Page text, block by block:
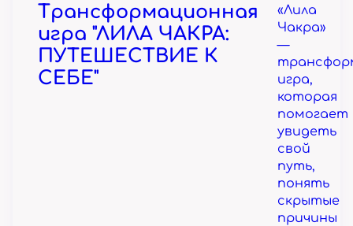
Трансформационная
игра "ЛИЛА ЧАКРА:
ПУТЕШЕСТВИЕ К
СЕБЕ"
«Лила
Чакра»
—
игра,
которая
помогает
увидеть
свой
путь,
понять
скрытые
причины